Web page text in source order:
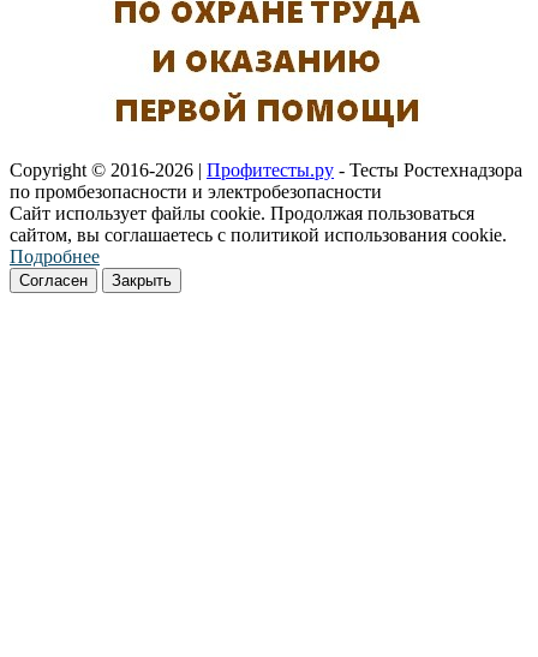
Copyright © 2016-2026 | Профитесты.ру - Тесты Ростехнадзора
по промбезопасности и электробезопасности
Сайт использует файлы cookie. Продолжая пользоваться
сайтом, вы соглашаетесь с политикой использования cookie.
Подробнее
Согласен Закрыть